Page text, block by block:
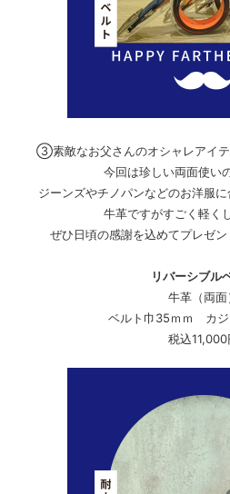
③素敵なお父さんのオシャレアイテ
今回は珍しい両面使い
ジーンズやチノパンなどのお洋服に
牛革ですがすごく軽く
ぜひ日頃の感謝を込めてプレゼ
リバーシブル
牛革（両面
ベルト巾35ｍｍ カジ
税込11,000